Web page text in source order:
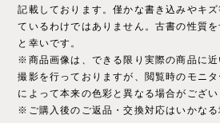
記載しております。僅かな書き込みやキ
ているわけではありません。古書の性質
と幸いです。
※商品画像は、できる限り実際の商品に
撮影を行っておりますが、閲覧時のモニ
によって本来の色彩と異なる場合がござい
※ご購入後のご返品・交換対応はいかな